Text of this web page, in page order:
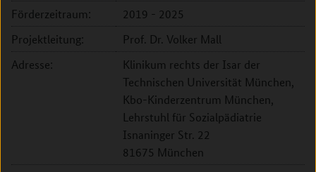
Förderzeitraum:
2019 - 2025
Projektleitung:
Prof. Dr. Volker Mall
Adresse:
Klinikum rechts der Isar der
Technischen Universität München,
Kbo-Kinderzentrum München,
Lehrstuhl für Sozialpädiatrie
Isnaninger Str. 22
81675 München